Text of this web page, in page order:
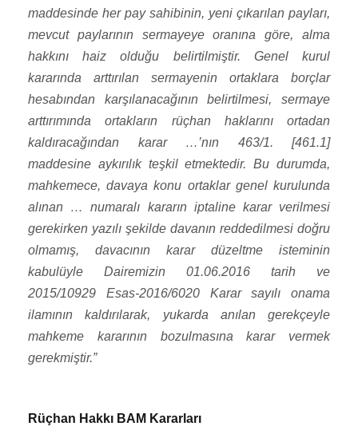
maddesinde her pay sahibinin, yeni çıkarılan payları,
mevcut paylarının sermayeye oranına göre, alma
hakkını haiz olduğu belirtilmiştir. Genel kurul
kararında arttırılan sermayenin ortaklara borçlar
hesabından karşılanacağının belirtilmesi, sermaye
arttırımında ortakların rüçhan haklarını ortadan
kaldıracağından karar …’nın 463/1. [461.1]
maddesine aykırılık teşkil etmektedir. Bu durumda,
mahkemece, davaya konu ortaklar genel kurulunda
alınan … numaralı kararın iptaline karar verilmesi
gerekirken yazılı şekilde davanın reddedilmesi doğru
olmamış, davacının karar düzeltme isteminin
kabulüyle Dairemizin 01.06.2016 tarih ve
2015/10929 Esas-2016/6020 Karar sayılı onama
ilamının kaldırılarak, yukarda anılan gerekçeyle
mahkeme kararının bozulmasına karar vermek
gerekmiştir.”
Rüçhan Hakkı BAM Kararları